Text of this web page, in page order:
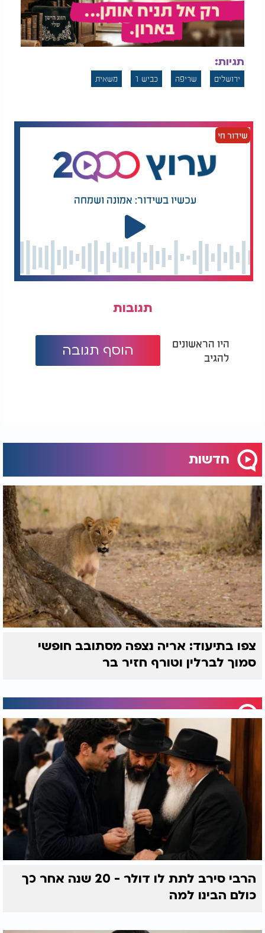
תגיות:
ירושלים שריפה כביש 1 משאית
שידור חי
עכשיו בשידור: אמונה ושמחה
תגובות
היו הראשונים
להגיב
הוסף תגובה
חדשות
צפו בתיעוד: אריה נצפה מסתובב חופשי
סמוך לברלין וטורף חזיר בר
הרבי סירב לתת לו דולר - 20 שנה אחר כך
כולם הבינו למה